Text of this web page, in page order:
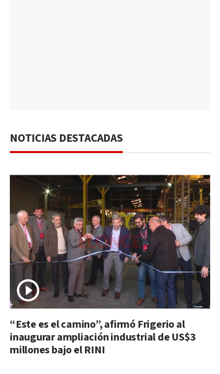
NOTICIAS DESTACADAS
“Este es el camino”, afirmó Frigerio al
inaugurar ampliación industrial de US$3
millones bajo el RINI